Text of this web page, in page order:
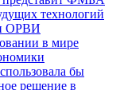
технологий
ОРВИ
в мире
бы
решение в